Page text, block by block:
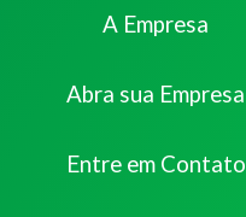
A Empresa
Abra sua Empresa
Entre em Contato